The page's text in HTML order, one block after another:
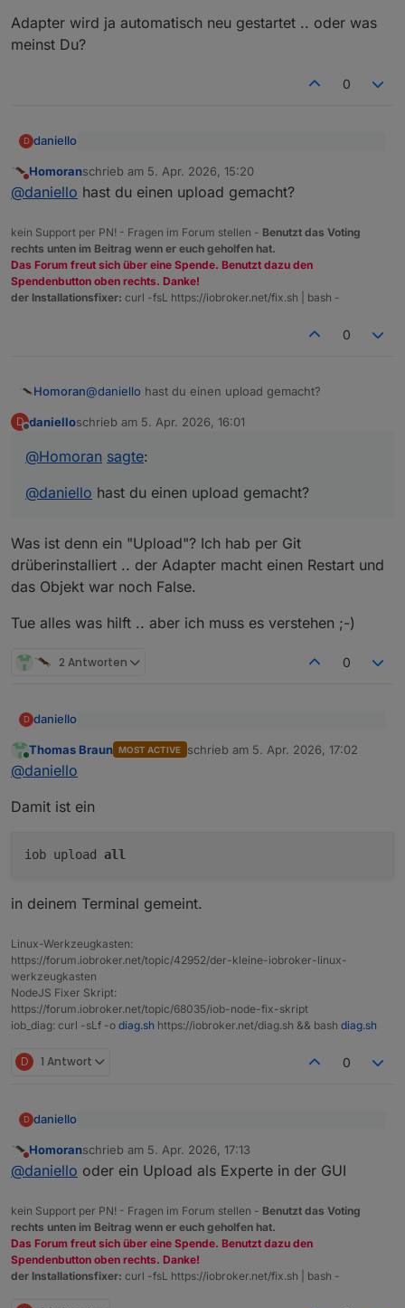
Adapter wird ja automatisch neu gestartet .. oder was
meinst Du?
0
D daniello
@daniellokomisch auch nach einem Neustart
Adapter wird ja automatisch neu gestartet .. oder was
meinst Du?
Nicht stören
Homoranschrieb am 5. Apr. 2026, 15:20
zuletzt editiert von
@daniello hast du einen upload gemacht?
kein Support per PN! - Fragen im Forum stellen - Benutzt das Voting
rechts unten im Beitrag wenn er euch geholfen hat.
Das Forum freut sich über eine Spende. Benutzt dazu den
Spendenbutton oben rechts. Danke!
der Installationsfixer: curl -fsL https://iobroker.net/fix.sh | bash -
0
Homoran@daniello hast du einen upload gemacht?
D danielloschrieb am 5. Apr. 2026, 16:01
zuletzt editiert von
@Homoran sagte:
@daniello hast du einen upload gemacht?
Was ist denn ein "Upload"? Ich hab per Git
drüberinstalliert .. der Adapter macht einen Restart und
das Objekt war noch False.
Tue alles was hilft .. aber ich muss es verstehen ;-)
2 Antworten 0
D daniello
drüberinstalliert .. der Adapter macht einen Restart und
das Objekt war noch False.
Tue alles was hilft .. aber ich muss es verstehen ;-)
Online
Thomas Braun MOST ACTIVE schrieb am 5. Apr. 2026, 17:02
zuletzt editiert von
@daniello
Damit ist ein
iob upload all
in deinem Terminal gemeint.
Linux-Werkzeugkasten:
https://forum.iobroker.net/topic/42952/der-kleine-iobroker-linux-
werkzeugkasten
NodeJS Fixer Skript:
https://forum.iobroker.net/topic/68035/iob-node-fix-skript
iob_diag: curl -sLf -o diag.sh https://iobroker.net/diag.sh && bash diag.sh
D 1 Antwort 0
D daniello
@ daniello hast du einen upload gemacht?
Was ist denn ein "Upload"? Ich hab per Git
drüberinstalliert .. der Adapter macht einen Restart und
Nicht stören
Homoranschrieb am 5. Apr. 2026, 17:13
zuletzt editiert von
@daniello oder ein Upload als Experte in der GUI
kein Support per PN! - Fragen im Forum stellen - Benutzt das Voting
rechts unten im Beitrag wenn er euch geholfen hat.
Das Forum freut sich über eine Spende. Benutzt dazu den
Spendenbutton oben rechts. Danke!
der Installationsfixer: curl -fsL https://iobroker.net/fix.sh | bash -